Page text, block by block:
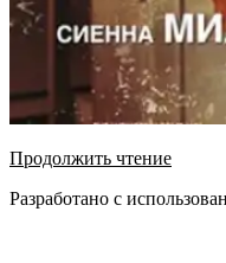
Продолжить чтение
2025-
Разработано с